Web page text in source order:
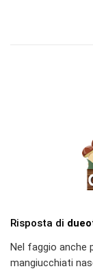
Risposta di
Nel faggio anche
mangiucchiati